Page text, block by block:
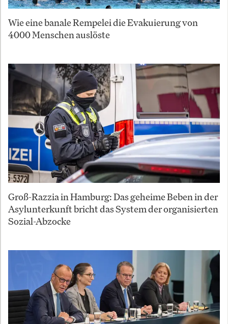
Wie eine banale Rempelei die Evakuierung von
4000 Menschen auslöste
Groß-Razzia in Hamburg: Das geheime Beben in der
Asylunterkunft bricht das System der organisierten
Sozial-Abzocke